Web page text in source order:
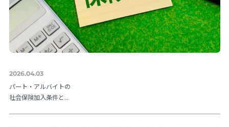
2026.04.03
パート・アルバイトの
社会保険加入条件と